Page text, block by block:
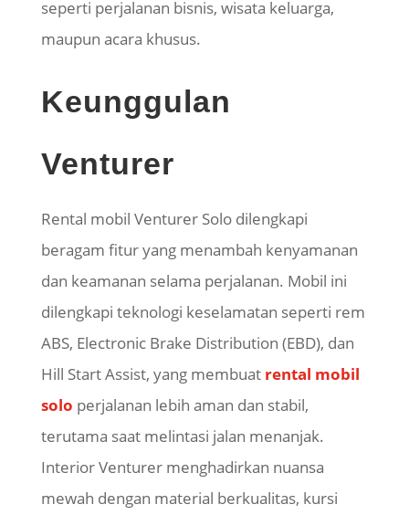
seperti perjalanan bisnis, wisata keluarga,
maupun acara khusus.
Keunggulan
Venturer
Rental mobil Venturer Solo dilengkapi
beragam fitur yang menambah kenyamanan
dan keamanan selama perjalanan. Mobil ini
dilengkapi teknologi keselamatan seperti rem
ABS, Electronic Brake Distribution (EBD), dan
Hill Start Assist, yang membuat rental mobil
solo perjalanan lebih aman dan stabil,
terutama saat melintasi jalan menanjak.
Interior Venturer menghadirkan nuansa
mewah dengan material berkualitas, kursi